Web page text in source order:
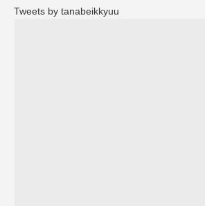
Tweets by tanabeikkyuu